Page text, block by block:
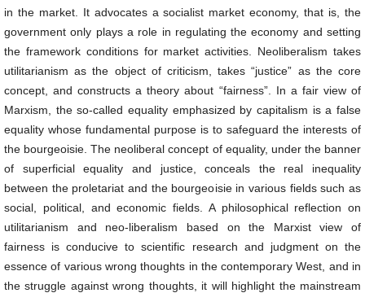
in the market. It advocates a socialist market economy, that is, the
government only plays a role in regulating the economy and setting
the framework conditions for market activities. Neoliberalism takes
utilitarianism as the object of criticism, takes “justice” as the core
concept, and constructs a theory about “fairness”. In a fair view of
Marxism, the so-called equality emphasized by capitalism is a false
equality whose fundamental purpose is to safeguard the interests of
the bourgeoisie. The neoliberal concept of equality, under the banner
of superficial equality and justice, conceals the real inequality
between the proletariat and the bourgeoisie in various fields such as
social, political, and economic fields. A philosophical reflection on
utilitarianism and neo-liberalism based on the Marxist view of
fairness is conducive to scientific research and judgment on the
essence of various wrong thoughts in the contemporary West, and in
the struggle against wrong thoughts, it will highlight the mainstream